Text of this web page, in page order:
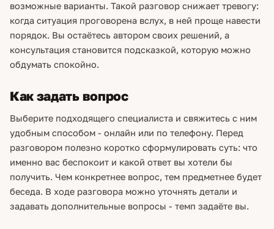
возможные варианты. Такой разговор снижает тревогу:
когда ситуация проговорена вслух, в ней проще навести
порядок. Вы остаётесь автором своих решений, а
консультация становится подсказкой, которую можно
обдумать спокойно.
Как задать вопрос
Выберите подходящего специалиста и свяжитесь с ним
удобным способом - онлайн или по телефону. Перед
разговором полезно коротко сформулировать суть: что
именно вас беспокоит и какой ответ вы хотели бы
получить. Чем конкретнее вопрос, тем предметнее будет
беседа. В ходе разговора можно уточнять детали и
задавать дополнительные вопросы - темп задаёте вы.